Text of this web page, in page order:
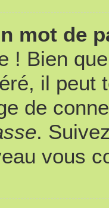
mot de
! Bien
il peut
de
.
vous